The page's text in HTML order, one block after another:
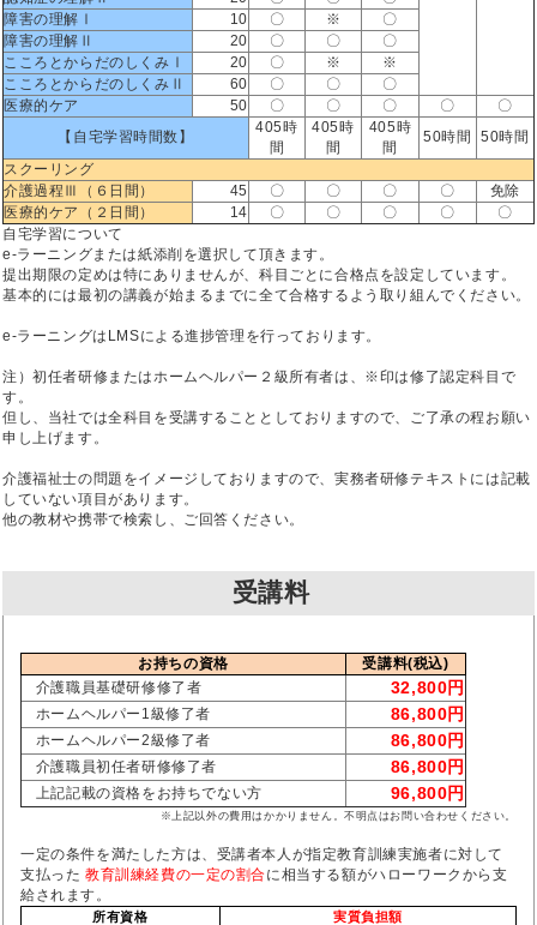
障害の理解Ⅰ
10 〇 ※
〇
障害の理解Ⅱ
20 〇 〇
〇
こころとからだのしくみⅠ
20 〇 ※
※
こころとからだのしくみⅡ
60 〇 〇
〇
医療的ケア
50 〇 〇 〇 〇
〇
【自宅学習時間数】
405時
間
405時
間
405時
間
50時間
50時間
スクーリング
介護過程Ⅲ（６日間）
45 〇 〇 〇 〇
免除
医療的ケア（２日間）
14 〇 〇 〇 〇
〇
自宅学習について
e-ラーニングまたは紙添削を選択して頂きます。
提出期限の定めは特にありませんが、科目ごとに合格点を設定しています。
基本的には最初の講義が始まるまでに全て合格するよう取り組んでください。
e-ラーニングはLMSによる進捗管理を行っております。
注）初任者研修またはホームヘルパー２級所有者は、※印は修了認定科目で
す。
但し、当社では全科目を受講することとしておりますので、ご了承の程お願い
申し上げます。
介護福祉士の問題をイメージしておりますので、実務者研修テキストには記載
していない項目があります。
他の教材や携帯で検索し、ご回答ください。
受講料
お持ちの資格
受講料(税込)
介護職員基礎研修修了者
32,800円
ホームヘルパー1級修了者 86,800円
ホームヘルパー2級修了者 86,800円
介護職員初任者研修修了者 86,800円
上記記載の資格をお持ちでない方 96,800円
※上記以外の費用はかかりません。不明点はお問い合わせください。
一定の条件を満たした方は、受講者本人が指定教育訓練実施者に対して
支払った 教育訓練経費の一定の割合に相当する額がハローワークから支
給されます。
所有資格 実質負担額